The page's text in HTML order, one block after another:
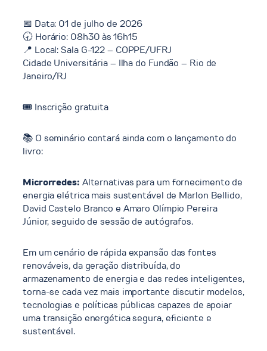
📅 Data: 01 de julho de 2026
🕣 Horário: 08h30 às 16h15
📍 Local: Sala G-122 – COPPE/UFRJ
Cidade Universitária – Ilha do Fundão – Rio de
Janeiro/RJ
🎟️ Inscrição gratuita
📚 O seminário contará ainda com o lançamento do
livro:
Microrredes: Alternativas para um fornecimento de
energia elétrica mais sustentável de Marlon Bellido,
David Castelo Branco e Amaro Olímpio Pereira
Júnior, seguido de sessão de autógrafos.
Em um cenário de rápida expansão das fontes
renováveis, da geração distribuída, do
armazenamento de energia e das redes inteligentes,
torna-se cada vez mais importante discutir modelos,
tecnologias e políticas públicas capazes de apoiar
uma transição energética segura, eficiente e
sustentável.